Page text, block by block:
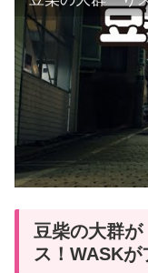
豆柴の大群
ス！WASKが